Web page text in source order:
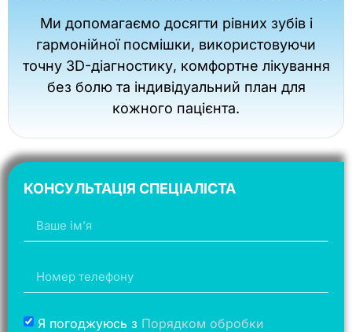
Ми допомагаємо досягти рівних зубів і
гармонійної посмішки, використовуючи
точну 3D-діагностику, комфортне лікування
без болю та індивідуальний план для
кожного пацієнта.
КОНСУЛЬТАЦІЯ СПЕЦІАЛІСТА
Я погоджуюсь з Порядком обробки